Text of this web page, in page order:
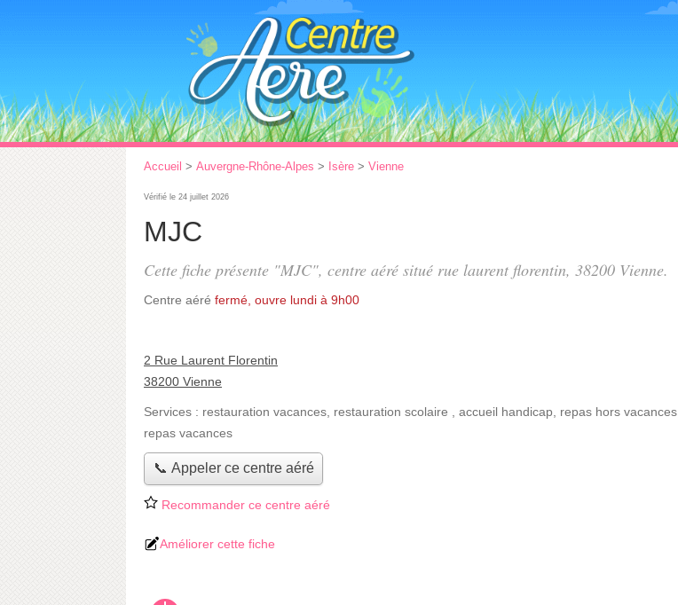
Accueil > Auvergne-Rhône-Alpes > Isère > Vienne
Vérifié le 24 juillet 2026
MJC
Cette fiche présente "MJC", centre aéré situé rue laurent florentin, 38200 Vienne.
Centre aéré fermé, ouvre lundi à 9h00
2 Rue Laurent Florentin
38200 Vienne
Services : restauration vacances restauration scolaire accueil handicap repas hors vacances
repas vacances
📞 Appeler ce centre aéré
Recommander ce centre aéré
Améliorer cette fiche